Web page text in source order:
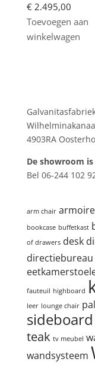
€2.495,00
Toevoegen aan
winkelwagen
4903RA
De showroom
Bel 06-244 102
arm chair armoire
bookcase buffetkast
of drawers desk
directiebureau
fauteuil highboard
leer lounge chair
sideboard
teak tv meubel
wandsysteem